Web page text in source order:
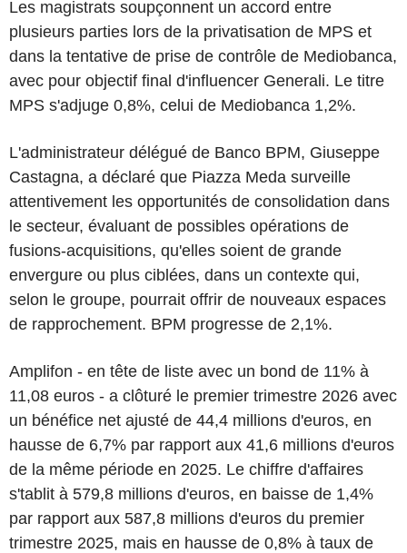
Les magistrats soupçonnent un accord entre
plusieurs parties lors de la privatisation de MPS et
dans la tentative de prise de contrôle de Mediobanca,
avec pour objectif final d'influencer Generali. Le titre
MPS s'adjuge 0,8%, celui de Mediobanca 1,2%.
L'administrateur délégué de Banco BPM, Giuseppe
Castagna, a déclaré que Piazza Meda surveille
attentivement les opportunités de consolidation dans
le secteur, évaluant de possibles opérations de
fusions-acquisitions, qu'elles soient de grande
envergure ou plus ciblées, dans un contexte qui,
selon le groupe, pourrait offrir de nouveaux espaces
de rapprochement. BPM progresse de 2,1%.
Amplifon - en tête de liste avec un bond de 11% à
11,08 euros - a clôturé le premier trimestre 2026 avec
un bénéfice net ajusté de 44,4 millions d'euros, en
hausse de 6,7% par rapport aux 41,6 millions d'euros
de la même période en 2025. Le chiffre d'affaires
s'tablit à 579,8 millions d'euros, en baisse de 1,4%
par rapport aux 587,8 millions d'euros du premier
trimestre 2025, mais en hausse de 0,8% à taux de